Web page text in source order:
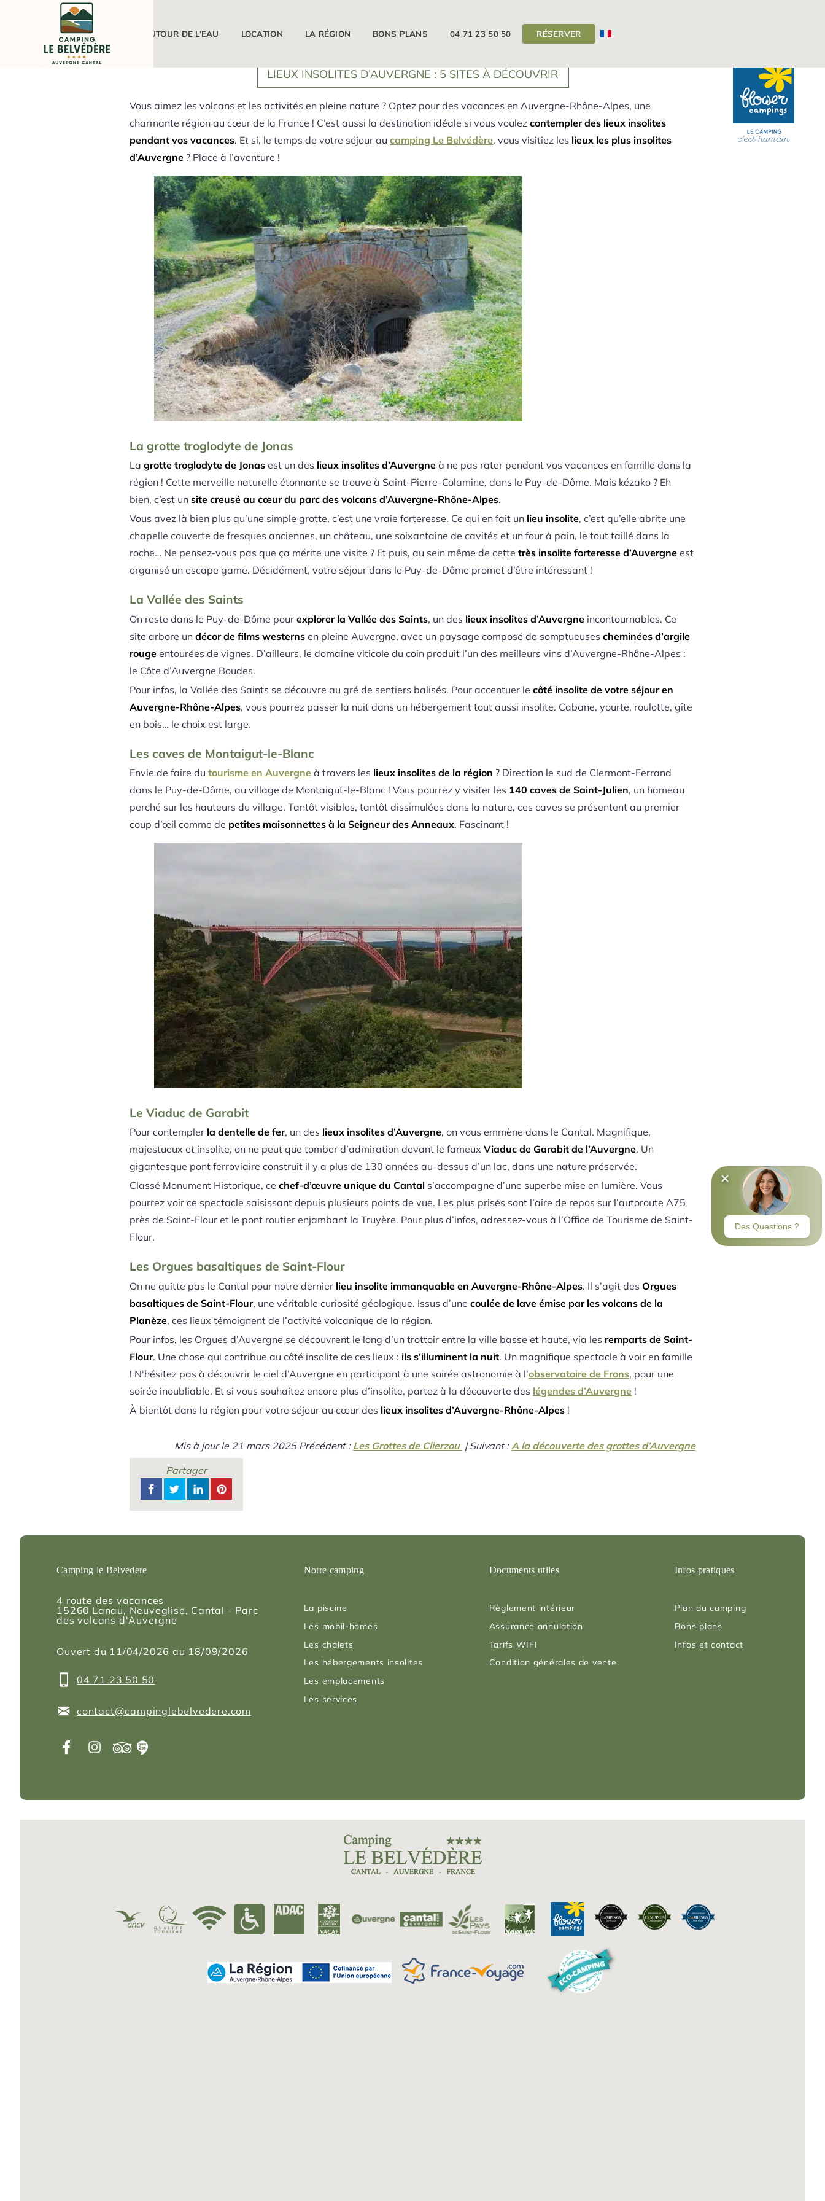
LE CAMPING AUTOUR DE L’EAU LOCATION LA RÉGION BONS PLANS 04 71 23 50 50 RÉSERVER
Camping Auvergne Actualités
LIEUX INSOLITES D’AUVERGNE : 5 SITES À DÉCOUVRIR
Vous aimez les volcans et les activités en pleine nature ? Optez pour des vacances en Auvergne-Rhône-Alpes, une
charmante région au cœur de la France ! C’est aussi la destination idéale si vous voulezcontempler des lieux insolites
pendant vos vacances. Et si, le temps de votre séjour aucamping Le Belvédère, vous visitiez les lieux les plus insolites
d’Auvergne ? Place à l’aventure !
La grotte troglodyte de Jonas
La grotte troglodyte de Jonasest un des lieux insolites d’Auvergne à ne pas rater pendant vos vacances en famille dans la
région ! Cette merveille naturelle étonnante se trouve à Saint-Pierre-Colamine, dans le Puy-de-Dôme. Mais kézako ? Eh
bien, c’est unsite creusé au cœur du parc des volcans d’Auvergne-Rhône-Alpes.
Vous avez là bien plus qu’une simple grotte, c’est une vraie forteresse. Ce qui en fait un lieu insolite, c’est qu’elle abrite une
chapelle couverte de fresques anciennes, un château, une soixantaine de cavités et un four à pain, le tout taillé dans la
roche… Ne pensez-vous pas que ça mérite une visite ? Et puis, au sein même de cettetrès insolite forteresse d’Auvergneest
organisé un escape game. Décidément, votre séjour dans le Puy-de-Dôme promet d’être intéressant !
La Vallée des Saints
On reste dans le Puy-de-Dôme pour explorer la Vallée des Saints, un des lieux insolites d’Auvergne incontournables. Ce
site arbore undécor de films westerns en pleine Auvergne, avec un paysage composé de somptueusescheminées d’argile
rouge entourées de vignes. D’ailleurs, le domaine viticole du coin produit l’un des meilleurs vins d’Auvergne-Rhône-Alpes :
le Côte d’Auvergne Boudes.
Pour infos, la Vallée des Saints se découvre au gré de sentiers balisés. Pour accentuer lecôté insolite de votre séjour en
Auvergne-Rhône-Alpes, vous pourrez passer la nuit dans un hébergement tout aussi insolite. Cabane, yourte, roulotte, gîte
en bois… le choix est large.
Les caves de Montaigut-le-Blanc
Envie de faire du tourisme en Auvergne à travers les lieux insolites de la région ? Direction le sud de Clermont-Ferrand
dans le Puy-de-Dôme, au village de Montaigut-le-Blanc ! Vous pourrez y visiter les 140 caves de Saint-Julien, un hameau
perché sur les hauteurs du village. Tantôt visibles, tantôt dissimulées dans la nature, ces caves se présentent au premier
coup d’œil comme de petites maisonnettes à la Seigneur des Anneaux. Fascinant !
Le Viaduc de Garabit
Pour contempler la dentelle de fer, un des lieux insolites d’Auvergne, on vous emmène dans le Cantal. Magnifique,
majestueux et insolite, on ne peut que tomber d’admiration devant le fameuxViaduc de Garabit de l’Auvergne. Un
gigantesque pont ferroviaire construit il y a plus de 130 années au-dessus d’un lac, dans une nature préservée.
Classé Monument Historique, cechef-d’œuvre unique du Cantal s’accompagne d’une superbe mise en lumière. Vous
pourrez voir ce spectacle saisissant depuis plusieurs points de vue. Les plus prisés sont l’aire de repos sur l’autoroute A75
près de Saint-Flour et le pont routier enjambant la Truyère. Pour plus d’infos, adressez-vous à l’Office de Tourisme de Saint-
Flour.
Les Orgues basaltiques de Saint-Flour
On ne quitte pas le Cantal pour notre dernier lieu insolite immanquable en Auvergne-Rhône-Alpes. Il s’agit desOrgues
basaltiques de Saint-Flour, une véritable curiosité géologique. Issus d’unecoulée de lave émise par les volcans de la
Planèze, ces lieux témoignent de l’activité volcanique de la région.
Pour infos, les Orgues d’Auvergne se découvrent le long d’un trottoir entre la ville basse et haute, via les remparts de Saint-
Flour. Une chose qui contribue au côté insolite de ces lieux : ils s’illuminent la nuit. Un magnifique spectacle à voir en famille
! N’hésitez pas à découvrir le ciel d’Auvergne en participant à une soirée astronomie à l’observatoire de Frons, pour une
soirée inoubliable. Et si vous souhaitez encore plus d’insolite, partez à la découverte des légendes d’Auvergne !
À bientôt dans la région pour votre séjour au cœur des lieux insolites d’Auvergne-Rhône-Alpes !
Mis à jour le 21 mars 2025Précédent : Les Grottes de Clierzou | Suivant : A la découverte des grottes d’Auvergne
Partager
Camping le Belvedere
4 route des vacances
15260 Lanau, Neuveglise, Cantal - Parc
des volcans d'Auvergne
Ouvert du 11/04/2026 au 18/09/2026
04 71 23 50 50
contact@campinglebelvedere.com
Notre camping
La piscine
Les mobil-homes
Les chalets
Les hébergements insolites
Les emplacements
Les services
Documents utiles
Règlement intérieur
Assurance annulation
Tarifs WIFI
Condition générales de vente
Infos pratiques
Plan du camping
Bons plans
Infos et contact